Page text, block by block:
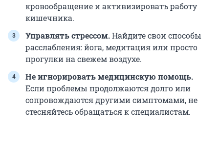
кровообращение и активизировать работу
кишечника.
Управлять стрессом.Найдите свои способы
расслабления: йога, медитация или просто
прогулки на свежем воздухе.
Не игнорировать медицинскую помощь.
Если проблемы продолжаются долго или
сопровождаются другими симптомами, не
стесняйтесь обращаться к специалистам.